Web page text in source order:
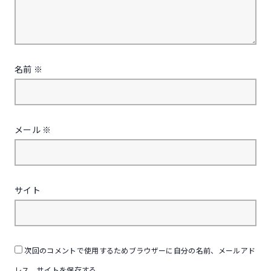
名前 ※
メール ※
サイト
次回のコメントで使用するためブラウザーに自分の名前、メールアド